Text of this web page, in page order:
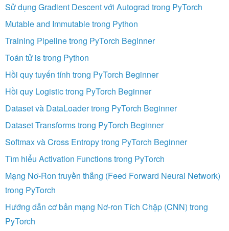
Sử dụng Gradient Descent với Autograd trong PyTorch
Mutable and Immutable trong Python
Training Pipeline trong PyTorch Beginner
Toán tử is trong Python
Hồi quy tuyến tính trong PyTorch Beginner
Hồi quy Logistic trong PyTorch Beginner
Dataset và DataLoader trong PyTorch Beginner
Dataset Transforms trong PyTorch Beginner
Softmax và Cross Entropy trong PyTorch Beginner
Tìm hiểu Activation Functions trong PyTorch
Mạng Nơ-Ron truyền thẳng (Feed Forward Neural Network)
trong PyTorch
Hướng dẫn cơ bản mạng Nơ-ron Tích Chập (CNN) trong
PyTorch